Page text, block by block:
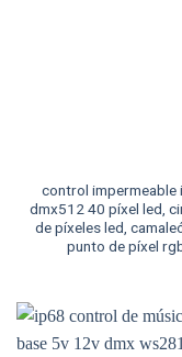
control impermeable
dmx512 40 píxel led,
de píxeles led,
punto de píxel